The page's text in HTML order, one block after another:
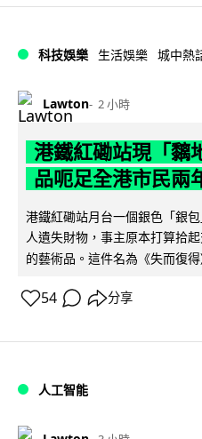
科技娛樂 生活娛樂 城中熱
Lawton 2 小時
港鐵紅磡站現「黐
品呃足全港市民兩
港鐵紅磡站月台一個銀色「銀
人遺失財物，事主原本打算拾
的藝術品。這件名為《失而復
54 分享
人工智能